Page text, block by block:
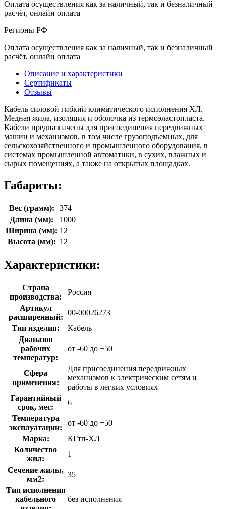
Оплата осуществления как за наличный, так и безналичный
расчёт, онлайн оплата
Регионы РФ
Оплата осуществления как за наличный, так и безналичный
расчёт, онлайн оплата
Описание и характеристики
Сертификаты
Отзывы
Кабель силовой гибкий климатического исполнения ХЛ.
Медная жила, изоляция и оболочка из термоэластопласта.
Кабели предназначены для присоединения передвижных
машин и механизмов, в том числе грузоподъемных, для
сельскохозяйственного и промышленного оборудования, в
системах промышленной автоматики, в сухих, влажных и
сырых помещениях, а также на открытых площадках.
Габариты:
Вес (грамм):
374
Длина (мм):
1000
Ширина (мм): 12
Высота (мм): 12
Характеристики:
Страна
производства:
Россия
Артикул
расширенный:
00-00026273
Тип изделия:
Кабель
Диапазон
рабочих
температур:
от -60 до +50
Сфера
применения:
Для присоединения передвижных
механизмов к электрическим сетям и
работы в легких условиях
Гарантийный
срок, мес:
6
Температура
эксплуатации:
от -60 до +50
Марка:
КГтп-ХЛ
Количество
жил:
1
Сечение жилы,
мм2:
35
Тип исполнения
кабельного
без исполнения